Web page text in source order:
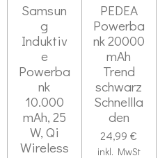
Samsun
g
Induktiv
e
Powerba
nk
10.000
mAh, 25
W, Qi
Wireless
PEDEA
Powerba
nk 20000
mAh
Trend
schwarz
Schnellla
den
24,99 €
inkl. MwSt